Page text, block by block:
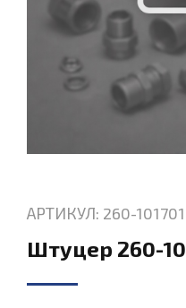
АРТИКУЛ: 260-
Штуцер 260-